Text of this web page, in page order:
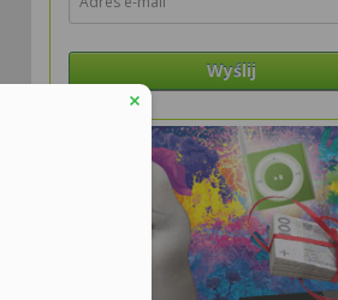
Wyślij